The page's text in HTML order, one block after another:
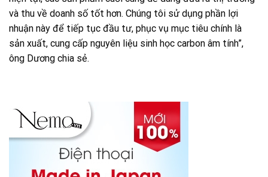
và thu về doanh số tốt hơn. Chúng tôi sử dụng phần lợi
nhuận này để tiếp tục đầu tư, phục vụ mục tiêu chính là
sản xuất, cung cấp nguyên liệu sinh học carbon âm tính”,
ông Dương chia sẻ.